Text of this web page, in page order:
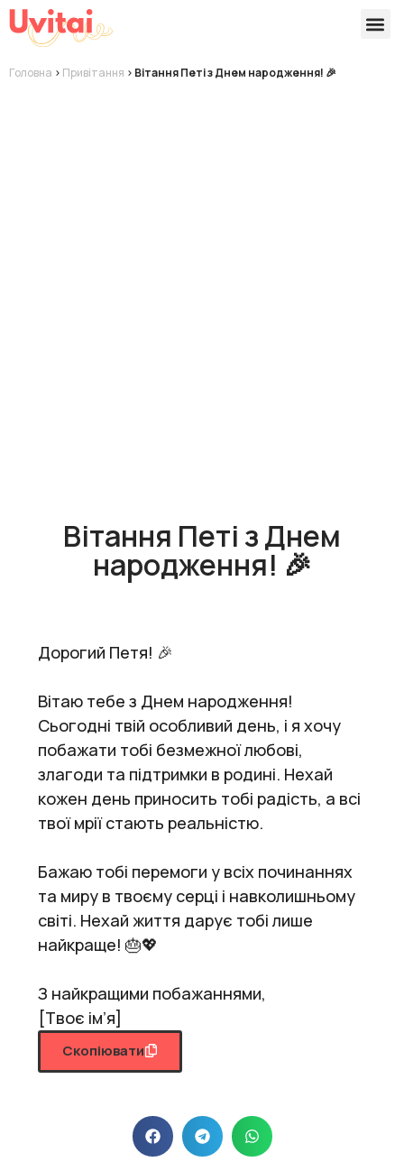
Головна > Привітання > Вітання Петі з Днем народження! 🎉
Вітання Петі з Днем
народження! 🎉
Дорогий Петя! 🎉
Вітаю тебе з Днем народження!
Сьогодні твій особливий день, і я хочу
побажати тобі безмежної любові,
злагоди та підтримки в родині. Нехай
кожен день приносить тобі радість, а всі
твої мрії стають реальністю.
Бажаю тобі перемоги у всіх починаннях
та миру в твоєму серці і навколишньому
світі. Нехай життя дарує тобі лише
найкраще! 🎂💖
З найкращими побажаннями,
[Твоє ім’я]
Скопіювати